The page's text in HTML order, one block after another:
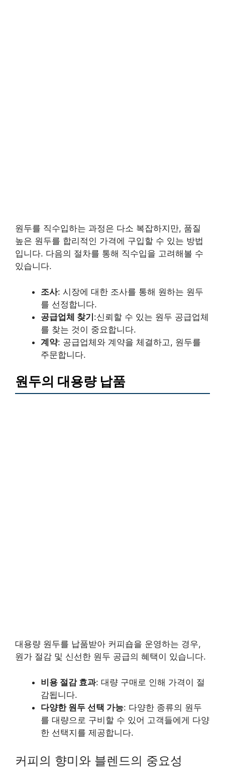
원두를 직수입하는 과정은 다소 복잡하지만, 품질
높은 원두를 합리적인 가격에 구입할 수 있는 방법
입니다. 다음의 절차를 통해 직수입을 고려해볼 수
있습니다.
조사: 시장에 대한 조사를 통해 원하는 원두
를 선정합니다.
공급업체 찾기:신뢰할 수 있는 원두 공급업체
를 찾는 것이 중요합니다.
계약: 공급업체와 계약을 체결하고, 원두를
주문합니다.
원두의 대용량 납품
대용량 원두를 납품받아 커피숍을 운영하는 경우,
원가 절감 및 신선한 원두 공급의 혜택이 있습니다.
비용 절감 효과: 대량 구매로 인해 가격이 절
감됩니다.
다양한 원두 선택 가능: 다양한 종류의 원두
를 대량으로 구비할 수 있어 고객들에게 다양
한 선택지를 제공합니다.
커피의 향미와 블렌드의 중요성